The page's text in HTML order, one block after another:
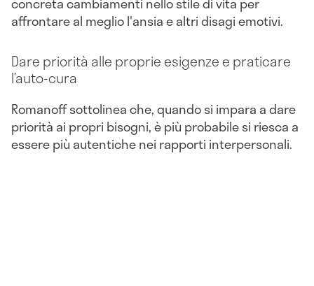
affrontare al meglio l'ansia e altri disagi emotivi.
Dare priorità alle proprie esigenze e praticare
l’auto-cura
Romanoff sottolinea che, quando si impara a dare
priorità ai propri bisogni, è più probabile si riesca a
essere più autentiche nei rapporti interpersonali.